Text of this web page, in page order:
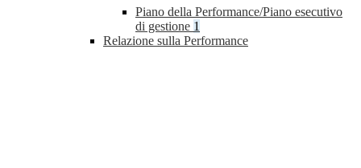
Piano della Performance/Piano esecutivo
di gestione 1
Relazione sulla Performance